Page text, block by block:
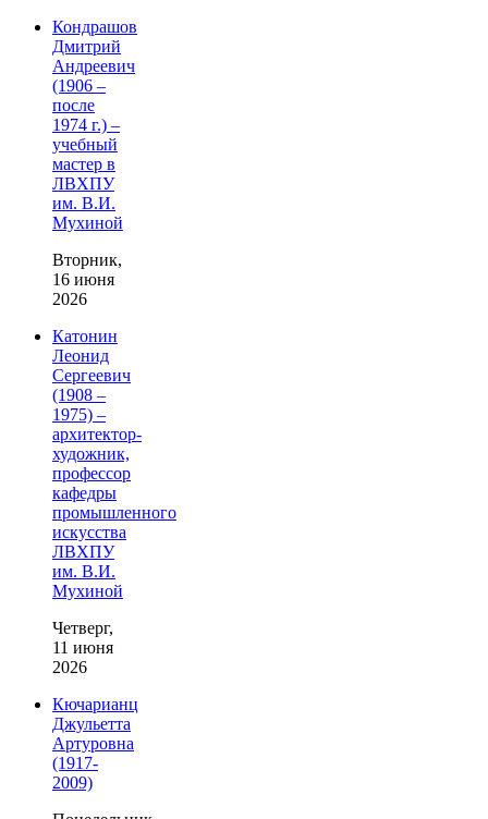
Кондрашов
Дмитрий
Андреевич
(1906 –
после
1974 г.) –
учебный
мастер в
ЛВХПУ
им. В.И.
Мухиной
Вторник,
16 июня
2026
Катонин
Леонид
Сергеевич
(1908 –
1975) –
архитектор-
художник,
профессор
кафедры
промышленного
искусства
ЛВХПУ
им. В.И.
Мухиной
Четверг,
11 июня
2026
Кючарианц
Джульетта
Артуровна
(1917-
2009)